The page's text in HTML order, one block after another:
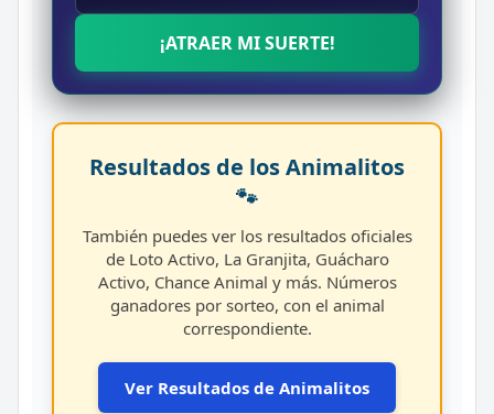
¡ATRAER MI SUERTE!
Resultados de los Animalitos
🐾
También puedes ver los resultados oficiales
de Loto Activo, La Granjita, Guácharo
Activo, Chance Animal y más. Números
ganadores por sorteo, con el animal
correspondiente.
Ver Resultados de Animalitos